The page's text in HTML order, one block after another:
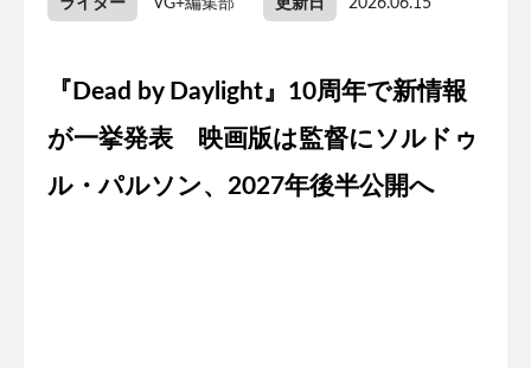
ライター VG+編集部 更新日 2026.06.15
『Dead by Daylight』10周年で新情報
が一挙発表 映画版は監督にソルドゥ
ル・パルソン、2027年後半公開へ